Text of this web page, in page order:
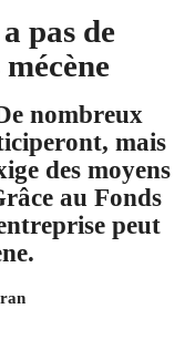
pas de
nombreux
mais
des moyens
au Fonds
peut